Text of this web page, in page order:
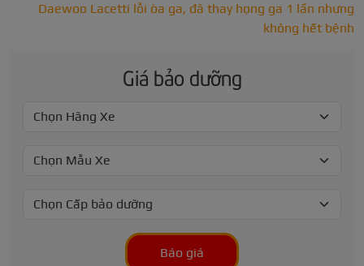
Daewoo Lacetti lỗi òa ga, đã thay họng ga 1 lần nhưng
không hết bệnh
Giá bảo dưỡng
Báo giá